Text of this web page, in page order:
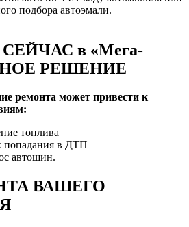
подбора автоэмали.
в «Мега-
РЕШЕНИЕ
ремонта может привести к
топлива
попадания в ДТП
автошин.
ВАШЕГО